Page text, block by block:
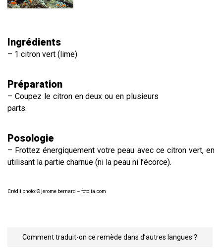
Ingrédients
– 1 citron vert (lime)
Préparation
– Coupez le citron en deux ou en plusieurs
parts.
Posologie
– Frottez énergiquement votre peau avec ce citron vert, en
utilisant la partie charnue (ni la peau ni l’écorce).
Crédit photo: © jerome bernard – fotolia.com
Comment traduit-on ce remède dans d’autres langues ?